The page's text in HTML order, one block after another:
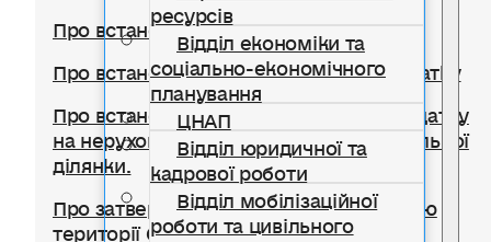
ресурсів
Відділ економіки та
соціально-економічного
планування
ЦНАП
Відділ юридичної та
кадрової роботи
Відділ мобілізаційної
роботи та цивільного
Про встановлення туристичного збору
Про встановлення ставок єдиного податку
Про встановлення ставок із сплати податку
на нерухоме майно, відмінне від земельної
ділянки.
Про затвердження Правил благоустрою
території Солотвинської селищної